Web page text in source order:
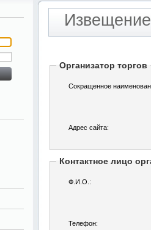
Организатор торгов
Сокращенное
Адрес сайта:
Контактное лицо
Ф.И.О.:
Телефон: